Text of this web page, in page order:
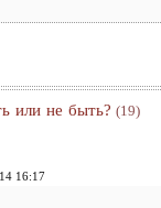
или не быть? (19)
16:17